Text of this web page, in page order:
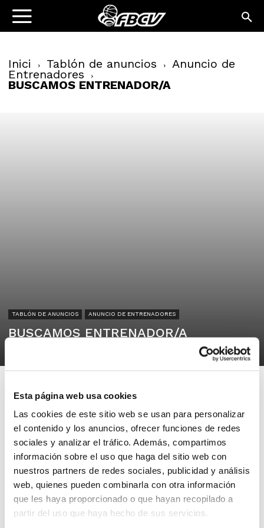
Esta página web usa cookies
Las cookies de este sitio web se usan para personalizar
el contenido y los anuncios, ofrecer funciones de redes
sociales y analizar el tráfico. Además, compartimos
información sobre el uso que haga del sitio web con
nuestros partners de redes sociales, publicidad y análisis
web, quienes pueden combinarla con otra información
que les haya proporcionado o que hayan recopilado a
partir del uso que haya hecho de sus servicios.
Inici Tablón de anuncios Anuncio de
Entrenadores
BUSCAMOS ENTRENADOR/A
TABLÓN DE ANUNCIOS ANUNCIO DE ENTRENADORES
BUSCAMOS ENTRENADOR/A
F. C. D. Dominicos
València
Buscamos entrenadores para nuestros
equipos de formación. Alta en
seguridad social con nómina.